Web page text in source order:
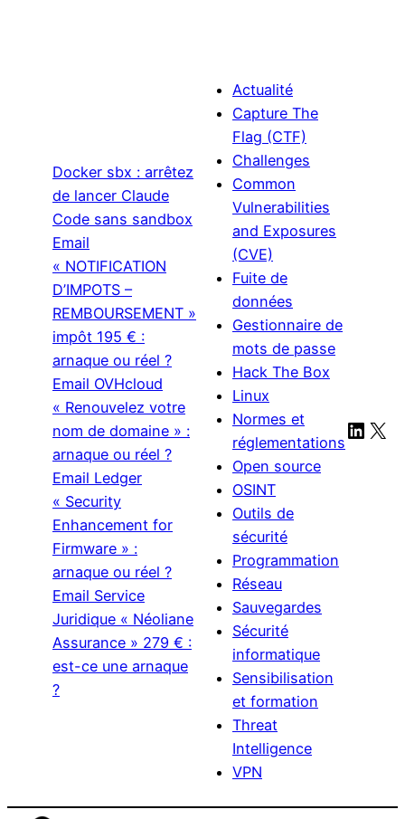
Docker sbx : arrêtez
de lancer Claude
Code sans sandbox
Email
« NOTIFICATION
D’IMPOTS –
REMBOURSEMENT »
impôt 195 € :
arnaque ou réel ?
Email OVHcloud
« Renouvelez votre
nom de domaine » :
arnaque ou réel ?
Email Ledger
« Security
Enhancement for
Firmware » :
arnaque ou réel ?
Email Service
Juridique « Néoliane
Assurance » 279 € :
est-ce une arnaque
?
Actualité
Capture The
Flag (CTF)
Challenges
Common
Vulnerabilities
and Exposures
(CVE)
Fuite de
données
Gestionnaire de
mots de passe
Hack The Box
Linux
Normes et
réglementations
Open source
OSINT
Outils de
sécurité
Programmation
Réseau
Sauvegardes
Sécurité
informatique
Sensibilisation
et formation
Threat
Intelligence
VPN
X